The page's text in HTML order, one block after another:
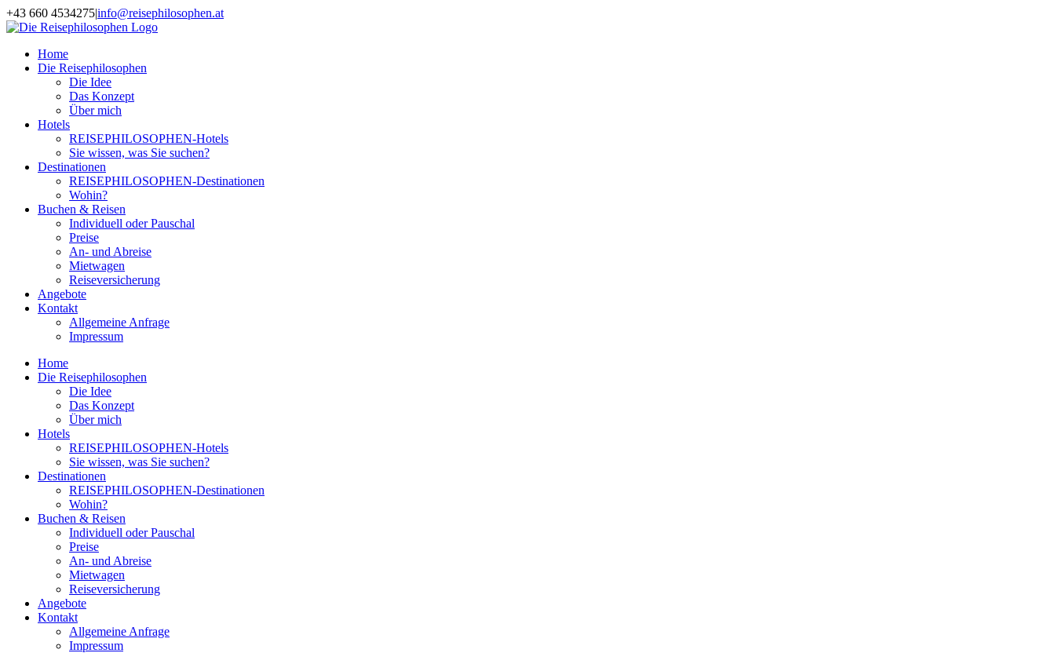
Zum
Inhalt
+43 660 4534275|info@reisephilosophen.at
Facebook
Instagram
LinkedIn
Pinterest
Home
Die Reisephilosophen
Die Idee
Das Konzept
Über mich
Hotels
REISEPHILOSOPHEN-Hotels
Sie wissen, was Sie suchen?
Destinationen
REISEPHILOSOPHEN-Destinationen
Wohin?
Buchen & Reisen
Individuell oder Pauschal
Preise
An- und Abreise
Mietwagen
Reiseversicherung
Angebote
Kontakt
Allgemeine Anfrage
Impressum
Home
Die Reisephilosophen
Die Idee
Das Konzept
Über mich
Hotels
REISEPHILOSOPHEN-Hotels
Sie wissen, was Sie suchen?
Destinationen
REISEPHILOSOPHEN-Destinationen
Wohin?
Buchen & Reisen
Individuell oder Pauschal
Preise
An- und Abreise
Mietwagen
Reiseversicherung
Angebote
Kontakt
Allgemeine Anfrage
Impressum